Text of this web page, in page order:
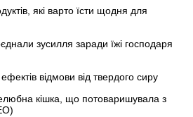
які варто їсти щодня для
зусилля заради їжі господаря
відмови від твердого сиру
кішка, що потоваришувала з